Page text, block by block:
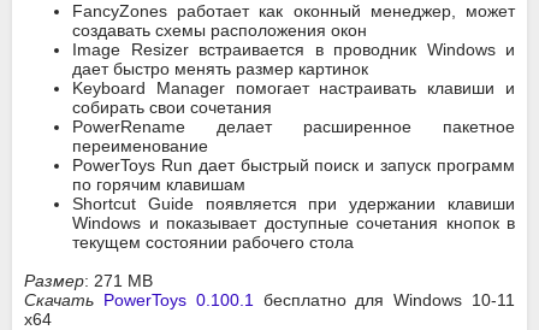
FancyZones работает как оконный менеджер, может
создавать схемы расположения окон
Image Resizer встраивается в проводник Windows и
дает быстро менять размер картинок
Keyboard Manager помогает настраивать клавиши и
собирать свои сочетания
PowerRename делает расширенное пакетное
переименование
PowerToys Run дает быстрый поиск и запуск программ
по горячим клавишам
Shortcut Guide появляется при удержании клавиши
Windows и показывает доступные сочетания кнопок в
текущем состоянии рабочего стола
Размер: 271 MB
Скачать PowerToys 0.100.1
бесплатно для Windows 10-11
x64